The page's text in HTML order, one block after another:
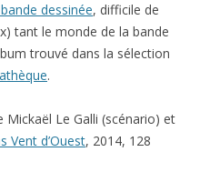
dessinée, difficile de
tant le monde de la bande
trouvé dans la sélection
.
Mickaël Le Galli (scénario) et
Vent d’Ouest, 2014, 128